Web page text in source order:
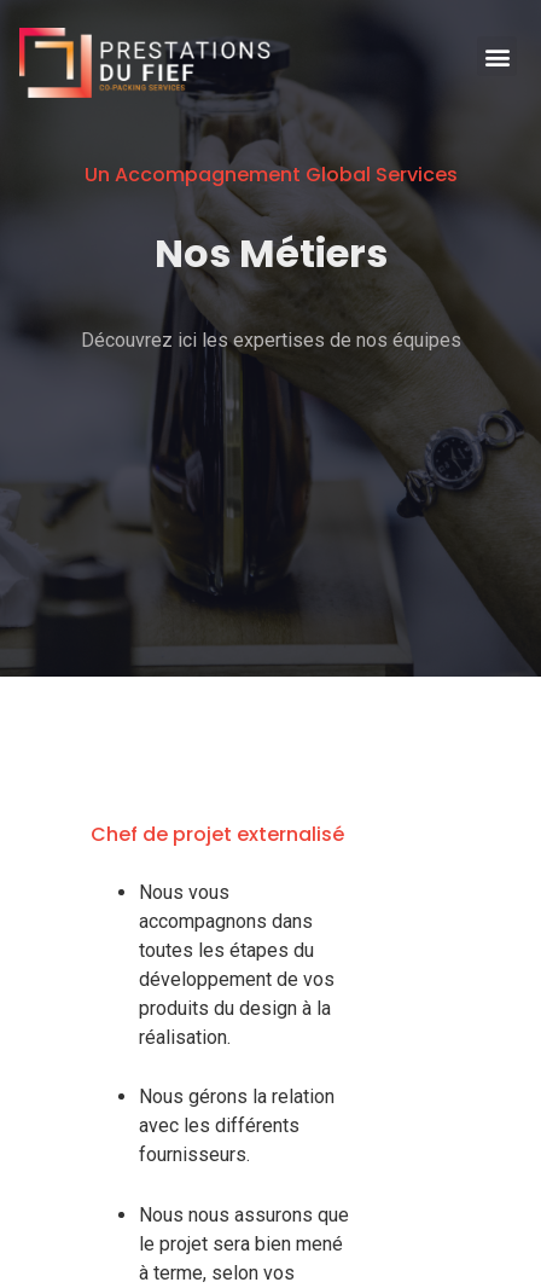
Un Accompagnement Global Services
Nos Métiers
Découvrez ici les expertises de nos équipes
Chef de projet externalisé
Nous vous
accompagnons dans
toutes les étapes du
développement de vos
produits du design à la
réalisation.
Nous gérons la relation
avec les différents
fournisseurs.
Nous nous assurons que
le projet sera bien mené
à terme, selon vos